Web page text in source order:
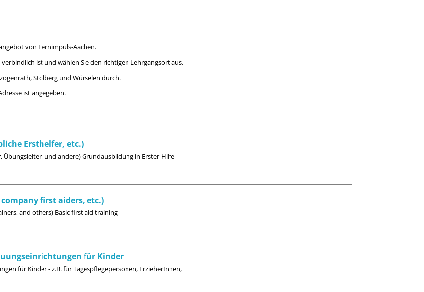
von Lernimpuls-Aachen.
ist und wählen Sie den richtigen Lehrgangsort aus.
Stolberg und Würselen durch.
ist angegeben.
Ersthelfer, etc.)
Übungsleiter, und andere) Grundausbildung in Erster-Hilfe
first aiders, etc.)
and others) Basic first aid training
für Kinder
für Kinder - z.B. für Tagespflegepersonen, ErzieherInnen,